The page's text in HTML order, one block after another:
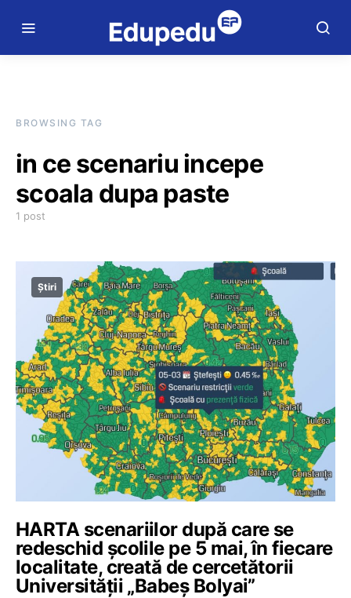
BROWSING TAG
in ce scenariu incepe
scoala dupa paste
1 post
Știri
HARTA scenariilor după care se
redeschid școlile pe 5 mai, în fiecare
localitate, creată de cercetătorii
Universității „Babeș Bolyai”